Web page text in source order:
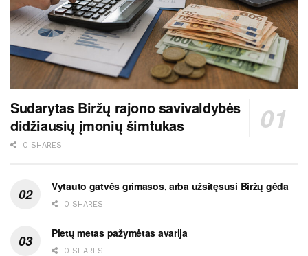
Sudarytas Biržų rajono savivaldybės
didžiausių įmonių šimtukas
0 SHARES
Vytauto gatvės grimasos, arba užsitęsusi Biržų gėda
0 SHARES
Pietų metas pažymėtas avarija
0 SHARES